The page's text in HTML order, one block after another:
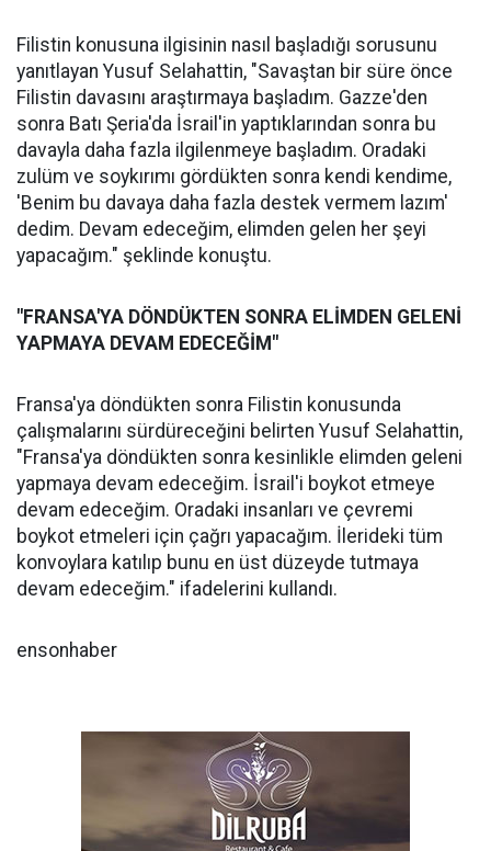
Filistin konusuna ilgisinin nasıl başladığı sorusunu
yanıtlayan Yusuf Selahattin, "Savaştan bir süre önce
Filistin davasını araştırmaya başladım. Gazze'den
sonra Batı Şeria'da İsrail'in yaptıklarından sonra bu
davayla daha fazla ilgilenmeye başladım. Oradaki
zulüm ve soykırımı gördükten sonra kendi kendime,
'Benim bu davaya daha fazla destek vermem lazım'
dedim. Devam edeceğim, elimden gelen her şeyi
yapacağım." şeklinde konuştu.
"FRANSA'YA DÖNDÜKTEN SONRA ELİMDEN GELENİ
YAPMAYA DEVAM EDECEĞİM"
Fransa'ya döndükten sonra Filistin konusunda
çalışmalarını sürdüreceğini belirten Yusuf Selahattin,
"Fransa'ya döndükten sonra kesinlikle elimden geleni
yapmaya devam edeceğim. İsrail'i boykot etmeye
devam edeceğim. Oradaki insanları ve çevremi
boykot etmeleri için çağrı yapacağım. İlerideki tüm
konvoylara katılıp bunu en üst düzeyde tutmaya
devam edeceğim." ifadelerini kullandı.
ensonhaber